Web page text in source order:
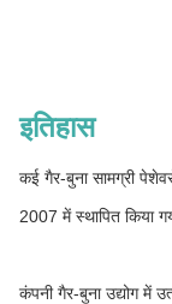
इतिहास
कई गैर-बुना सामग्री
2007 में स्थापित किया
कंपनी गैर-बुना उद्योग में